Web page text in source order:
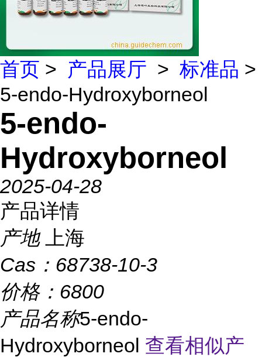
首页 > 产品展厅 > 标准品 >
5-endo-Hydroxyborneol
5-endo-
Hydroxyborneol
2025-04-28
产品详情
产地
上海
Cas： 68738-10-3
价格： 6800
产品名称5-endo-
Hydroxyborneol 查看相似产